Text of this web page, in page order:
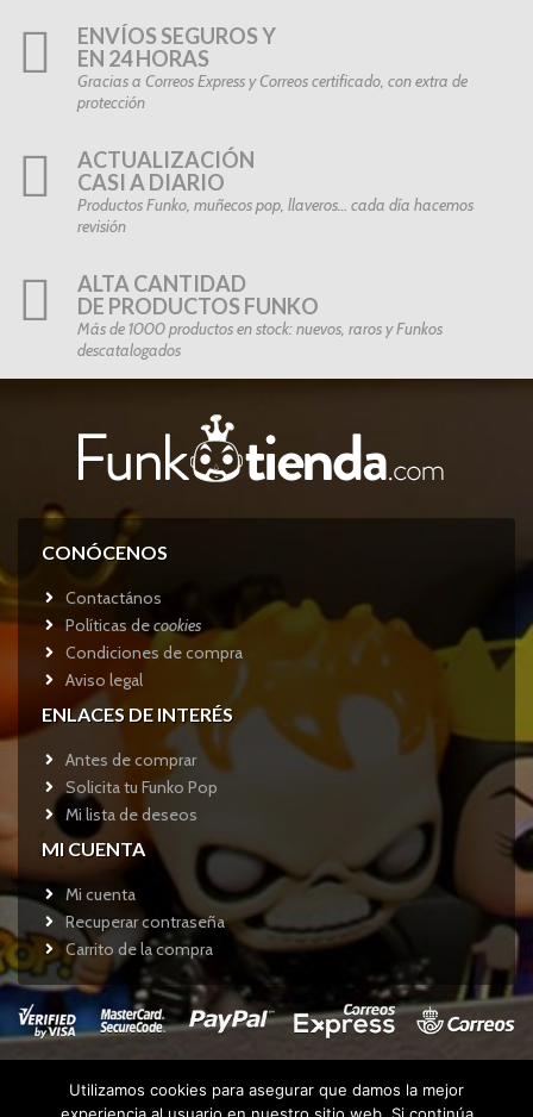
ENVÍOS SEGUROS Y
EN 24 HORAS
Gracias a Correos Express y Correos certificado, con extra de
protección
ACTUALIZACIÓN
CASI A DIARIO
Productos Funko, muñecos pop, llaveros… cada día hacemos
revisión
ALTA CANTIDAD
DE PRODUCTOS FUNKO
Más de 1000 productos en stock: nuevos, raros y Funkos
descatalogados
CONÓCENOS
Contactános
Políticas decookies
Condiciones de compra
Aviso legal
ENLACES DE INTERÉS
Antes de comprar
Solicita tu Funko Pop
Mi lista de deseos
MI CUENTA
Mi cuenta
Recuperar contraseña
Carrito de la compra
Copyright © 2017Funkotienda.com - Todos los derechos
Utilizamos cookies para asegurar que damos la mejor